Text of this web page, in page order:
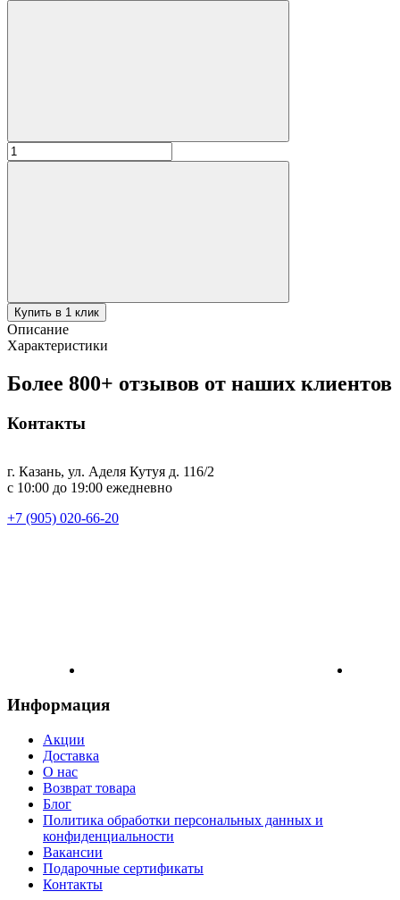
Количество
товара
Купить в 1 клик
Описание
Характеристики
Более 800+ отзывов от наших клиентов
Контакты
г. Казань, ул. Аделя Кутуя д. 116/2
с 10:00 до 19:00 ежедневно
+7 (905) 020-66-20
Информация
Акции
Доставка
О нас
Возврат товара
Блог
Политика обработки персональных данных и
конфиденциальности
Вакансии
Подарочные сертификаты
Контакты